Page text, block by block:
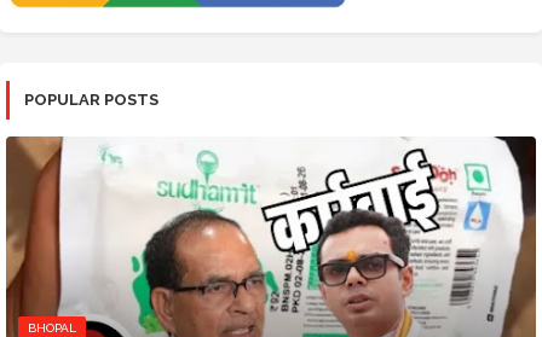
POPULAR POSTS
BHOPAL